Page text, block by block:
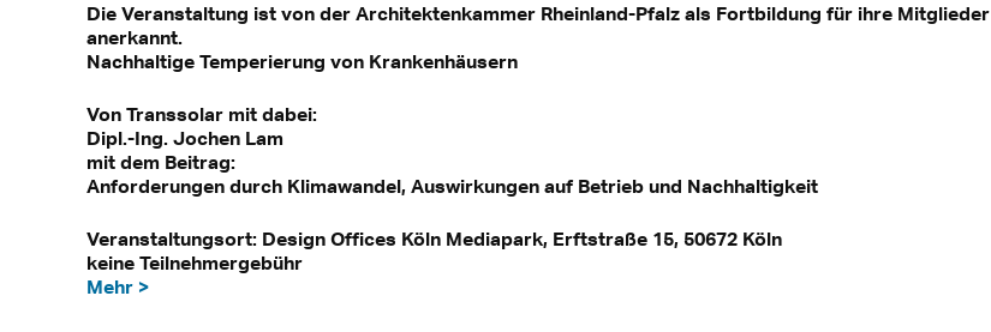
Die Veranstaltung ist von der Architektenkammer Rheinland-Pfalz als Fortbildung für ihre Mitglieder
anerkannt.
Nachhaltige Temperierung von Krankenhäusern
Von Transsolar mit dabei:
Dipl.-Ing. Jochen Lam
mit dem Beitrag:
Anforderungen durch Klimawandel, Auswirkungen auf Betrieb und Nachhaltigkeit
Veranstaltungsort: Design Offices Köln Mediapark, Erftstraße 15, 50672 Köln
keine Teilnehmergebühr
Mehr >